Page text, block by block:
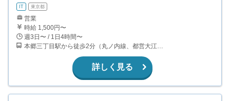
IT 東京都
営業
時給 1,500円〜
週3日〜 / 1日4時間〜
本郷三丁目駅から徒歩2分（丸ノ内線、都営大江戸線） 春日駅から徒歩8分（三田線、都営大江戸線） 後楽園駅から徒歩11分（丸ノ内線、南北線）
詳しく見る